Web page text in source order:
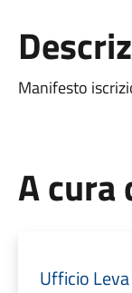
Manifesto
A cura
Ufficio Leva